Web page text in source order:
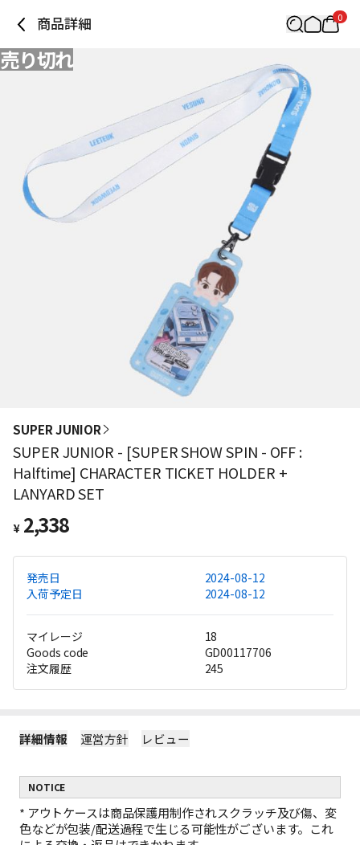
商品詳細 0
売り切れ
SUPER JUNIOR
SUPER JUNIOR - [SUPER SHOW SPIN - OFF :
Halftime] CHARACTER TICKET HOLDER +
LANYARD SET
¥ 2,338
発売日
2024-08-12
入荷予定日
2024-08-12
マイレージ
18
Goods code
GD00117706
注文履歴
245
詳細情報 運営方針 レビュー
NOTICE
* アウトケースは商品保護用制作されスクラッチ及び傷、変
色などが包装/配送過程で生じる可能性がございます。これ